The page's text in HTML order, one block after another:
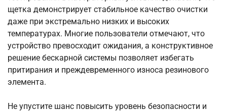
щетка демонстрирует стабильное качество очистки
даже при экстремально низких и высоких
температурах. Многие пользователи отмечают, что
устройство превосходит ожидания, а конструктивное
решение бескарной системы позволяет избегать
притирания и преждевременного износа резинового
элемента.
Не упустите шанс повысить уровень безопасности и